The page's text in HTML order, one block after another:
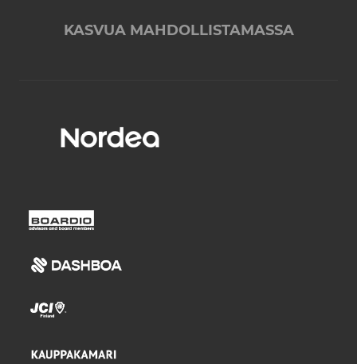
KASVUA MAHDOLLISTAMASSA